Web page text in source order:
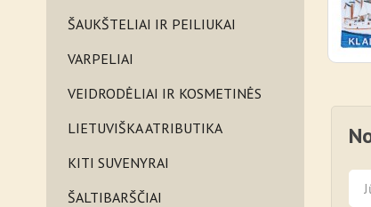
ŠAUKŠTELIAI IR PEILIUKAI
VARPELIAI
VEIDRODĖLIAI IR KOSMETINĖS
LIETUVIŠKA ATRIBUTIKA
KITI SUVENYRAI
ŠALTIBARŠČIAI